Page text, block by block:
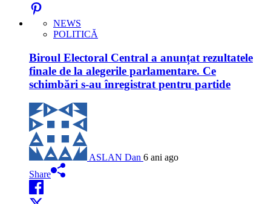
NEWS
POLITICĂ
Biroul Electoral Central a anunțat rezultatele
finale de la alegerile parlamentare. Ce
schimbări s-au înregistrat pentru partide
ASLAN Dan 6 ani ago
Share